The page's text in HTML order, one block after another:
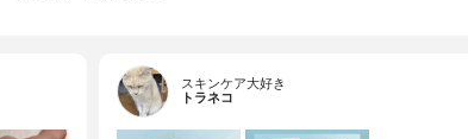
スキンケア大好き
トラネコ